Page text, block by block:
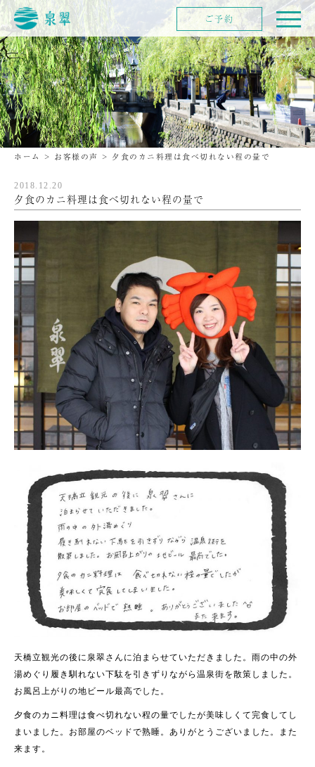
ホーム > お客様の声 > 夕食のカニ料理は食べ切れない程の量で
2018.12.20
夕食のカニ料理は食べ切れない程の量で
天橋立観光の後に泉翠さんに泊まらせていただきました。雨の中の外
湯めぐり履き馴れない下駄を引きずりながら温泉街を散策しました。
お風呂上がりの地ビール最高でした。
夕食のカニ料理は食べ切れない程の量でしたが美味しくて完食してし
まいました。お部屋のベッドで熟睡。ありがとうございました。また
来ます。
ご予約